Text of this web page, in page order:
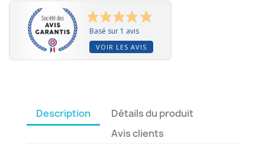
Basé sur 1 avis
VOIR LES AVIS
Description
Détails du produit
Avis clients